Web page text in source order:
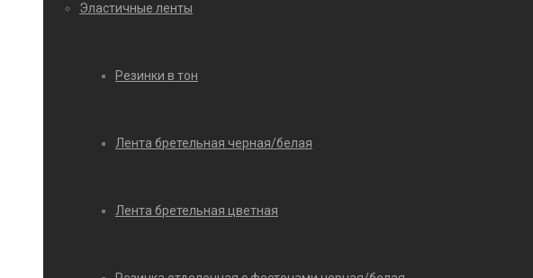
Эластичные ленты
Резинки в тон
Лента бретельная черная/белая
Лента бретельная цветная